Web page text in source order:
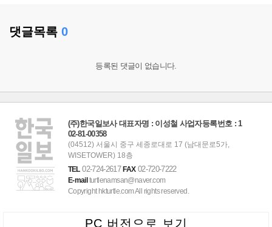
댓글목록 0
등록된 댓글이 없습니다.
(주)한국일보사 대표자명 : 이성철 사업자등록번호 : 1
02-81-00358
(04512) 서울시 중구 세종로대로 17 (남대문로5가,
WISETOWER) 18층
TEL02-724-2617FAX02-720-7222
E-mailturtlenamsan@naver.com
Copyright hkturtle.com All rights reserved.
PC 버전으로 보기